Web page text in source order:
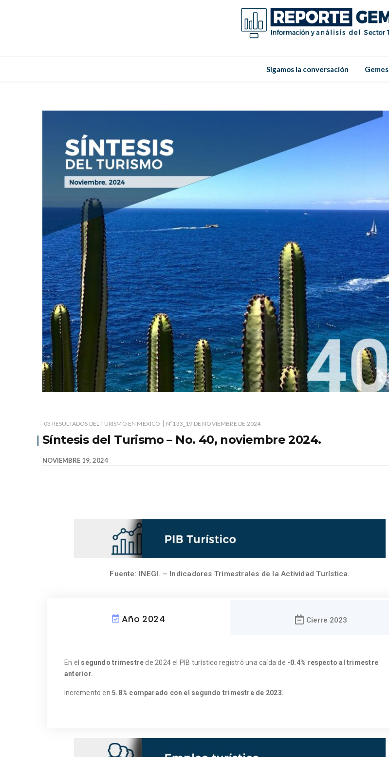
Sigamos la conversación
Gemes
03 RESULTADOS DEL TURISMO EN MÉXICO | Nº133_19 DE NOVIEMBRE DE 2024
Síntesis del Turismo – No. 40, noviembre 2024.
NOVIEMBRE 19, 2024
Fuente: INEGI. – Indicadores Trimestrales de la Actividad Turística.
Año 2024 Cierre 2023
En el segundo trimestrede 2024 el PIB turístico registró una caída de -0.4% respecto al trimestre
anterior.
Incremento en5.8% comparado con el segundo trimestre de 2023.